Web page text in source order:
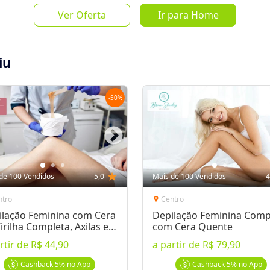
Ver Oferta Ir para Home
Salvar Oferta
Inscrever-se
R$479,70 por apenas R$149,70!
Rita, 2) DNA - Arthur Thomas, 3)
deR$
-50%
100 Vendidos 5,0 star
Feminina com Cera
Completa, Axilas e
Perna
de R$ 44,90
Cashback5%no App
Mais de 100 Vendidos
location_on Centro
Depilação Feminina
com Cera Quente
a partir de R$ 79,90
Cashback5%no App